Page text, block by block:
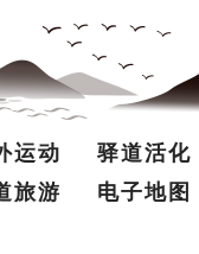
运动 驿道活化
旅游 电子地图